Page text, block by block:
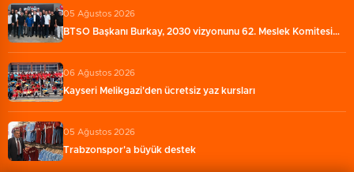
05 Ağustos 2026
BTSO Başkanı Burkay, 2030 vizyonunu 62. Meslek Komitesi…
06 Ağustos 2026
Kayseri Melikgazi'den ücretsiz yaz kursları
05 Ağustos 2026
Trabzonspor'a büyük destek